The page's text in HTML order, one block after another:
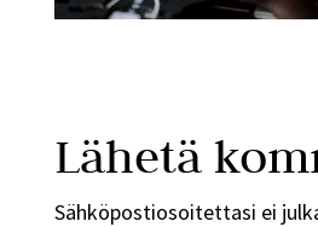
Lähetä
Sähköpostiosoitettasi ei